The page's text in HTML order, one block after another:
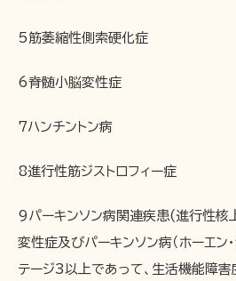
5筋萎縮性側索硬化症
6脊髄小脳変性症
7ハンチントン病
8進行性筋ジストロフィー症
9パーキンソン病関連疾患(進行性核
変性症及びパーキンソン病（ホーエン
テージ3以上であって、生活機能障